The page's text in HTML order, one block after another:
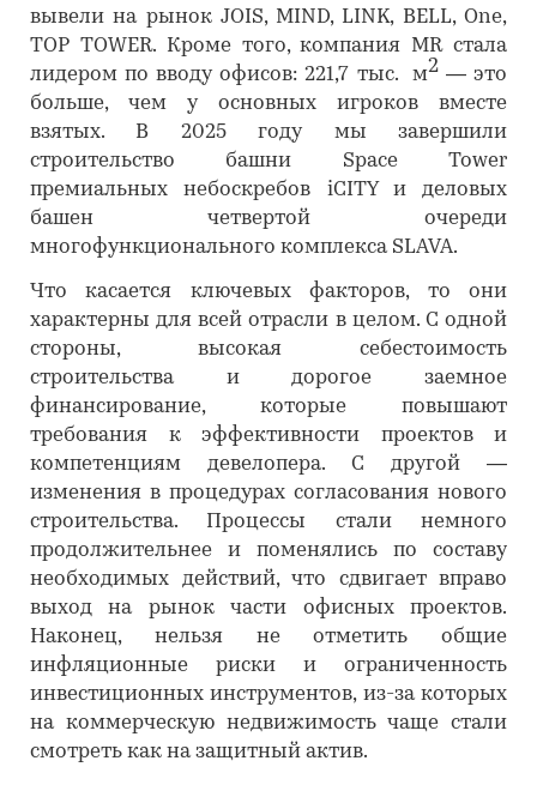
вывели на рынок JOIS, MIND, LINK, BELL, One,
TOP TOWER. Кроме того, компания MR стала
лидером по вводу офисов: 221,7 тыс. м2— это
больше, чем у основных игроков вместе
взятых. В 2025 году мы завершили
строительство башни Space Tower
премиальных небоскребов iCITY и деловых
башен четвертой очереди
многофункционального комплекса SLAVA.
Что касается ключевых факторов, то они
характерны для всей отрасли в целом. С одной
стороны, высокая себестоимость
строительства и дорогое заемное
финансирование, которые повышают
требования к эффективности проектов и
компетенциям девелопера. С другой —
изменения в процедурах согласования нового
строительства. Процессы стали немного
продолжительнее и поменялись по составу
необходимых действий, что сдвигает вправо
выход на рынок части офисных проектов.
Наконец, нельзя не отметить общие
инфляционные риски и ограниченность
инвестиционных инструментов, из-за которых
на коммерческую недвижимость чаще стали
смотреть как на защитный актив.